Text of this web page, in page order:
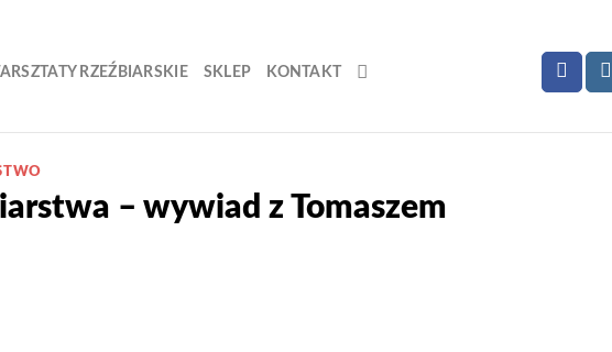
RZEŹBIARSKIE SKLEP KONTAKT
– wywiad z Tomaszem